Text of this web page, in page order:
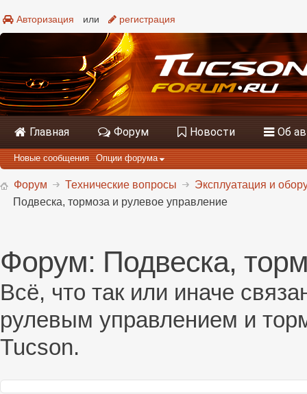
Авторизация или регистрация
Главная Форум Новости Об
Новые сообщения Опции форума
Форум Технические вопросы
Эксплуатация и
Подвеска, тормоза и рулевое управление
Форум: Подвеска,
Всё, что так или иначе
рулевым управлением и
Tucson.